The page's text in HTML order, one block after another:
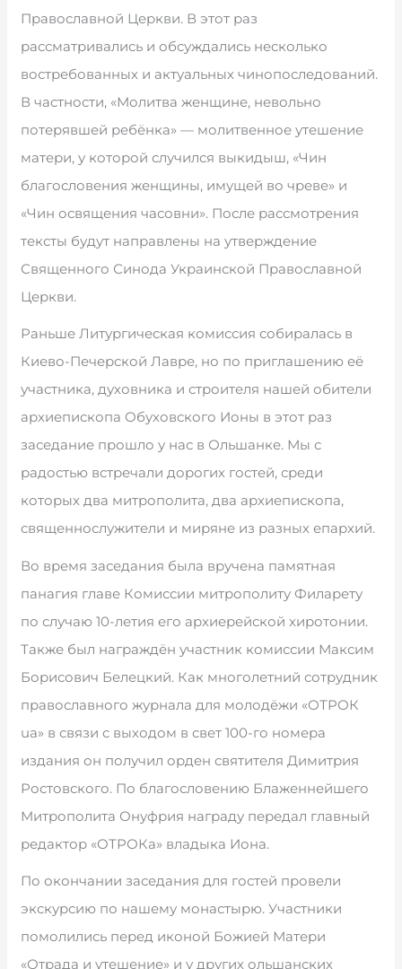
Православной Церкви. В этот раз
рассматривались и обсуждались несколько
востребованных и актуальных чинопоследований.
В частности, «Молитва женщине, невольно
потерявшей ребёнка» — молитвенное утешение
матери, у которой случился выкидыш, «Чин
благословения женщины, имущей во чреве» и
«Чин освящения часовни». После рассмотрения
тексты будут направлены на утверждение
Священного Синода Украинской Православной
Церкви.
Раньше Литургическая комиссия собиралась в
Киево-Печерской Лавре, но по приглашению её
участника, духовника и строителя нашей обители
архиепископа Обуховского Ионы в этот раз
заседание прошло у нас в Ольшанке. Мы с
радостью встречали дорогих гостей, среди
которых два митрополита, два архиепископа,
священнослужители и миряне из разных епархий.
Во время заседания была вручена памятная
панагия главе Комиссии митрополиту Филарету
по случаю 10-летия его архиерейской хиротонии.
Также был награждён участник комиссии Максим
Борисович Белецкий. Как многолетний сотрудник
православного журнала для молодёжи «ОТРОК
ua» в связи с выходом в свет 100-го номера
издания он получил орден святителя Димитрия
Ростовского. По благословению Блаженнейшего
Митрополита Онуфрия награду передал главный
редактор «ОТРОКа» владыка Иона.
По окончании заседания для гостей провели
экскурсию по нашему монастырю. Участники
помолились перед иконой Божией Матери
«Отрада и утешение» и у других ольшанских